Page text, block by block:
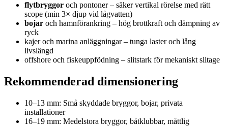
flytbryggor och pontoner – säker vertikal rörelse med rätt
scope (min 3× djup vid lågvatten)
bojar och hamnförankring – hög brottkraft och dämpning av
ryck
kajer och marina anläggningar – tunga laster och lång
livslängd
offshore och fiskeuppfödning – slitstark för mekaniskt slitage
Rekommenderad dimensionering
10–13 mm: Små skyddade bryggor, bojar, privata
installationer
16–19 mm: Medelstora bryggor, båtklubbar, måttlig